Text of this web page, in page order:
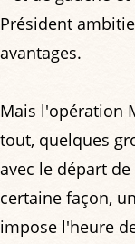
Président
avantages.
Mais l'opération
tout, quelques
avec le départ
certaine façon,
impose l'heure